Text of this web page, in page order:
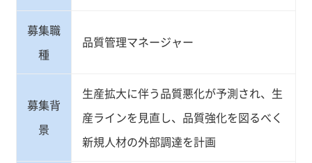
募集職
種
品質管理マネージャー
募集背
景
生産拡大に伴う品質悪化が予測され、生
産ラインを見直し、品質強化を図るべく
新規人材の外部調達を計画